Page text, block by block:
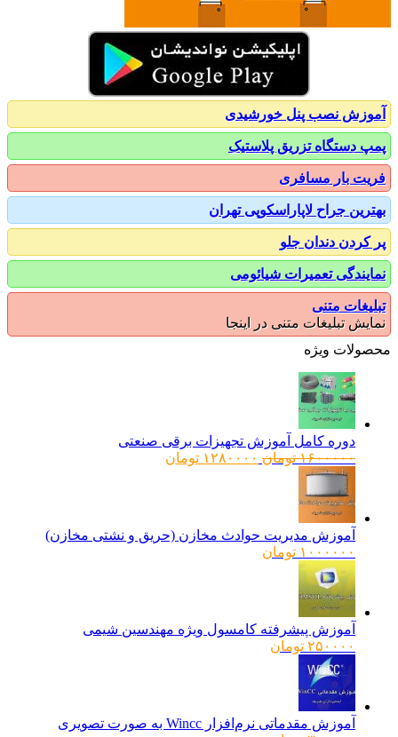
نصب پنل خورشیدی
دستگاه تزریق پلاستیک
بار مسافری
جراح لاپاراسکوپی تهران
دندان جلو
تعمیرات شیائومی
متنی
تبلیغات متنی در اینجا
ویژه
دوره کامل آموزش تجهیزات برقی صنعتی
۱۶۰۰۰۰۰ تومانقیمت
۱۲۸۰۰۰۰ تومانقیمت
آموزش مدیریت حوادث مخازن (حریق و نشتی مخازن)
۱۰۰۰۰۰۰ تومان
آموزش پیشرفته کامسول ویژه مهندسین شیمی
۲۵۰۰۰۰ تومان
آموزش مقدماتی نرم‌افزار Wincc به صورت تصویری